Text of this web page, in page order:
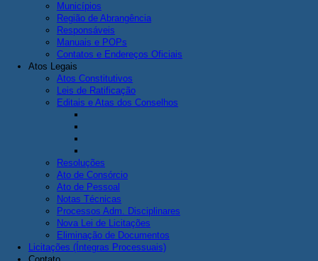
Municípios
Região de Abrangência
Responsáveis
Manuais e POPs
Contatos e Endereços Oficiais
Atos Legais
Atos Constitutivos
Leis de Ratificação
Editais e Atas dos Conselhos
Resoluções
Ato de Consórcio
Ato de Pessoal
Notas Técnicas
Processos Adm. Disciplinares
Nova Lei de Licitações
Eliminação de Documentos
Licitações (Íntegras Processuais)